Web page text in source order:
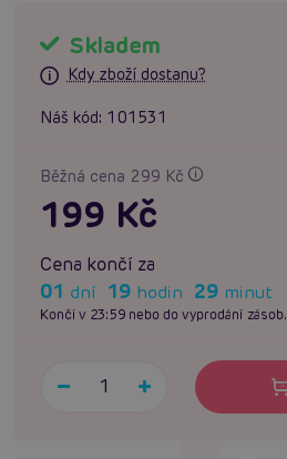
Skladem
Kdy zboží dostanu?
Náš kód: 101531
Běžná cena 299 Kč
199 Kč
Cena končí za
01 dní 19 hodin 29 minut
Končí v 23:59 nebo do vyprodání zásob.